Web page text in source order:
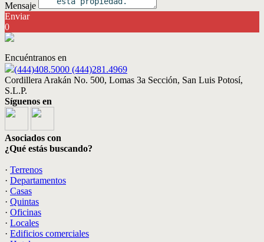
Mensaje
Enviar
0
Encuéntranos en
(444)408.5000 (444)281.4969
Cordillera Arakán No. 500, Lomas 3a Sección, San Luis Potosí,
S.L.P.
Síguenos en
Asociados con
¿Qué estás buscando?
· Terrenos
· Departamentos
· Casas
· Quintas
· Oficinas
· Locales
· Edificios comerciales